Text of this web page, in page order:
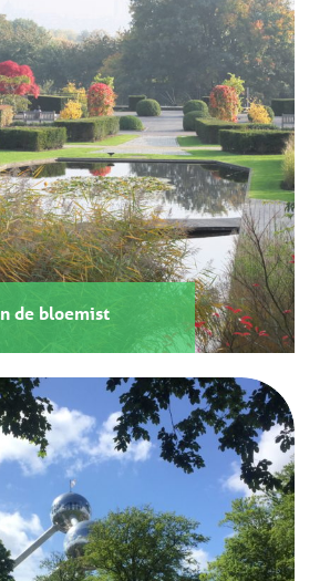
de bloemist